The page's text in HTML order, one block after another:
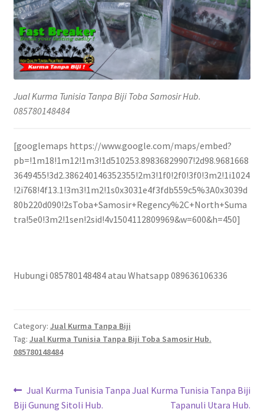
Jual Kurma Tunisia Tanpa Biji Toba Samosir Hub.
085780148484
[googlemaps https://www.google.com/maps/embed?
pb=!1m18!1m12!1m3!1d510253.89836829907!2d98.9681668
3649455!3d2.386240146352355!2m3!1f0!2f0!3f0!3m2!1i1024
!2i768!4f13.1!3m3!1m2!1s0x3031e4f3fdb559c5%3A0x3039d
80b220d090!2sToba+Samosir+Regency%2C+North+Suma
tra!5e0!3m2!1sen!2sid!4v1504112809969&w=600&h=450]
Hubungi 085780148484 atau Whatsapp 089636106336
Category: Jual Kurma Tanpa Biji
Tag: Jual Kurma Tunisia Tanpa Biji Toba Samosir Hub.
085780148484
Jual Kurma Tunisia Tanpa
Biji Gunung Sitoli Hub.
Jual Kurma Tunisia Tanpa Biji
Tapanuli Utara Hub.